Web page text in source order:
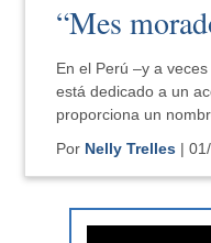
“Mes
En el Perú –y a
está dedicado a un
proporciona un
Por Nelly Trelles |